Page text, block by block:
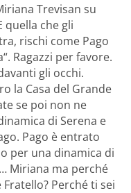
Trevisan su
quella che gli
rischi come Pago
Ragazzi per favore.
gli occhi.
la Casa del Grande
se poi non ne
di Serena e
Pago è entrato
per una dinamica di
Miriana ma perché
Perché ti sei